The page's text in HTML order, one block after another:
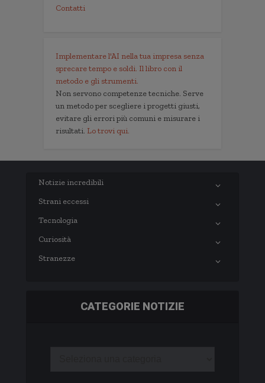
Contatti
Implementare l'AI nella tua impresa senza
sprecare tempo e soldi. Il libro con il
metodo e gli strumenti.
Non servono competenze tecniche. Serve
un metodo per scegliere i progetti giusti,
evitare gli errori più comuni e misurare i
risultati. Lo trovi qui.
Notizie incredibili
Strani eccessi
Tecnologia
Curiosità
Stranezze
CATEGORIE NOTIZIE